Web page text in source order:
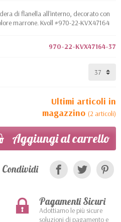
di flanella all'interno, decorato con
marrone. Kvoll #970-22-KVX47164
970-22-KVX47164-37
Ultimi articoli in
magazzino (2 articoli)
Aggiungi al carrello
Condividi
Pagamenti Sicuri
Adottiamo le più sicure
soluzioni di pagamento e